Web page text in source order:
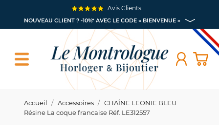
NOUVEAU CLIENT ? -10%* AVEC LE CODE « BIENVENUE »
Avis Clients
Accueil Accessoires
CHAÎNE LEONIE BLEU
Résine La coque francaise Réf. LE312557